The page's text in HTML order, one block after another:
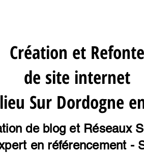
Création et Refonte
de site internet
Sur Dordogne
de blog et Réseaux
en référencement -